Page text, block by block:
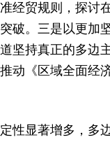
经贸规则，探讨
破。三是以更加
坚持真正的多边
动《区域全面经
性显著增多，多